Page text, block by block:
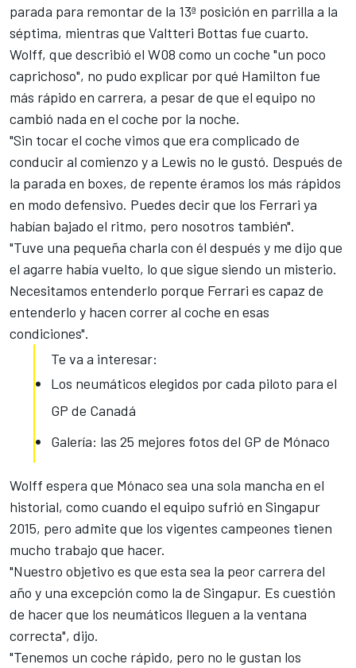
parada para remontar de la 13ª posición en parrilla a la
séptima, mientras que Valtteri Bottas fue cuarto.
Wolff, que describió el W08 como un coche "un poco
caprichoso", no pudo explicar por qué Hamilton fue
más rápido en carrera, a pesar de que el equipo no
cambió nada en el coche por la noche.
"Sin tocar el coche vimos que era complicado de
conducir al comienzo y a Lewis no le gustó. Después de
la parada en boxes, de repente éramos los más rápidos
en modo defensivo. Puedes decir que los Ferrari ya
habían bajado el ritmo, pero nosotros también".
"Tuve una pequeña charla con él después y me dijo que
el agarre había vuelto, lo que sigue siendo un misterio.
Necesitamos entenderlo porque Ferrari es capaz de
entenderlo y hacen correr al coche en esas
condiciones".
Te va a interesar:
Los neumáticos elegidos por cada piloto para el
GP de Canadá
Galería: las 25 mejores fotos del GP de Mónaco
Wolff espera que Mónaco sea una sola mancha en el
historial, como cuando el equipo sufrió en Singapur
2015, pero admite que los vigentes campeones tienen
mucho trabajo que hacer.
"Nuestro objetivo es que esta sea la peor carrera del
año y una excepción como la de Singapur. Es cuestión
de hacer que los neumáticos lleguen a la ventana
correcta", dijo.
"Tenemos un coche rápido, pero no le gustan los